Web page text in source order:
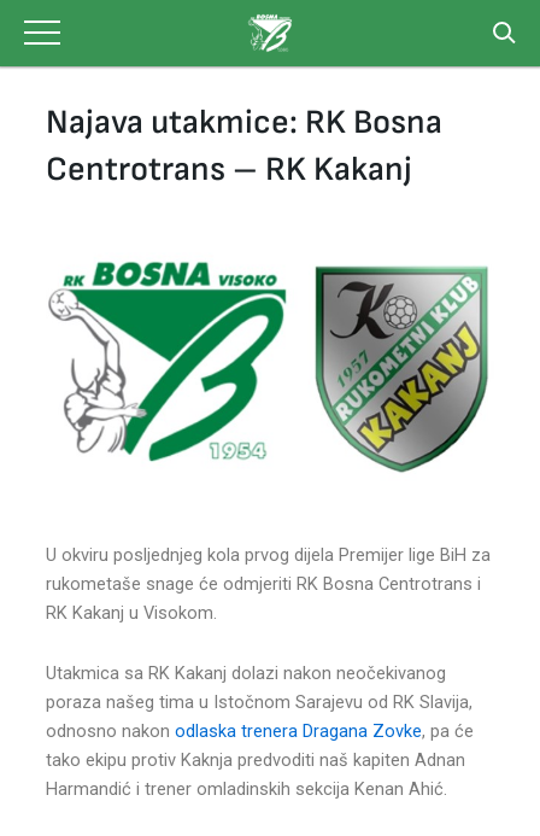
content
Najava utakmice: RK Bosna
Centrotrans – RK Kakanj
U okviru posljednjeg kola prvog dijela Premijer lige BiH za
rukometaše snage će odmjeriti RK Bosna Centrotrans i
RK Kakanj u Visokom.
Utakmica sa RK Kakanj dolazi nakon neočekivanog
poraza našeg tima u Istočnom Sarajevu od RK Slavija,
odnosno nakon odlaska trenera Dragana Zovke, pa će
tako ekipu protiv Kaknja predvoditi naš kapiten Adnan
Harmandić i trener omladinskih sekcija Kenan Ahić.